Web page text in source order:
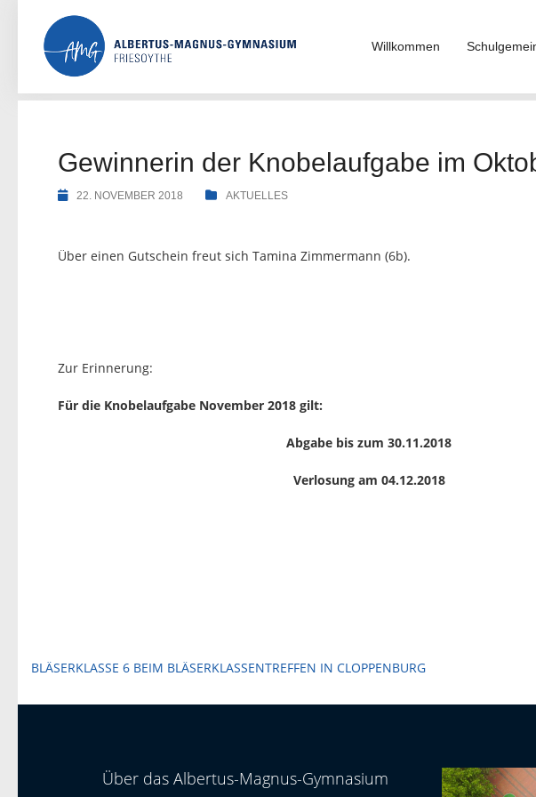
content
Willkommen
Gewinnerin der Knobelaufgabe im
22. NOVEMBER 2018 AKTUELLES
Über einen Gutschein freut sich Tamina Zimmermann (6b).
Zur Erinnerung:
Für die Knobelaufgabe November 2018 gilt:
Abgabe bis zum 30.11.2018
Verlosung am 04.12.2018
Beitragsnavigation
BLÄSERKLASSE 6 BEIM BLÄSERKLASSENTREFFEN IN CLOPPENBURG
Über das Albertus-Magnus-Gymnasium